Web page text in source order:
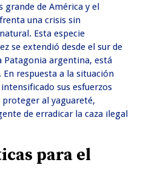
grande de América y el
una crisis sin
Esta especie
se extendió desde el sur de
Patagonia argentina, está
. En respuesta a la situación
sus esfuerzos
al yaguareté,
de erradicar la caza ilegal
para el